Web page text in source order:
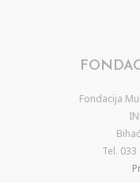
Fondacija
Tel. 033